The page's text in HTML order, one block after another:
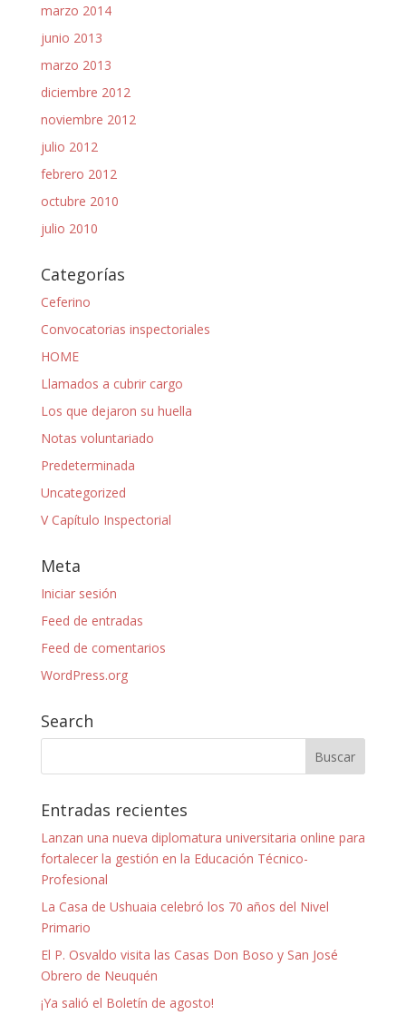
marzo 2014
junio 2013
marzo 2013
diciembre 2012
noviembre 2012
julio 2012
febrero 2012
octubre 2010
julio 2010
Categorías
Ceferino
Convocatorias inspectoriales
HOME
Llamados a cubrir cargo
Los que dejaron su huella
Notas voluntariado
Predeterminada
Uncategorized
V Capítulo Inspectorial
Meta
Iniciar sesión
Feed de entradas
Feed de comentarios
WordPress.org
Search
Entradas recientes
Lanzan una nueva diplomatura universitaria online para
fortalecer la gestión en la Educación Técnico-
Profesional
La Casa de Ushuaia celebró los 70 años del Nivel
Primario
El P. Osvaldo visita las Casas Don Boso y San José
Obrero de Neuquén
¡Ya salió el Boletín de agosto!